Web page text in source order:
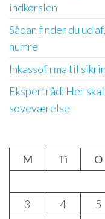
indkørslen
Sådan finder du ud
numre
Inkassofirma til
Ekspertråd: Her
soveværelse
M
Ti O
3
4 5